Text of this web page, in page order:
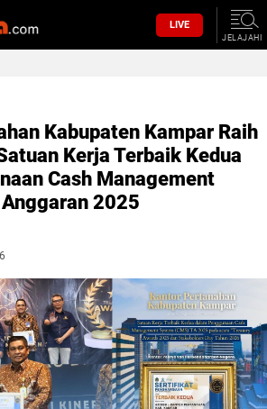
LIVE
JELAJAHI
Kabupaten Kampar Raih
Kerja Terbaik Kedua
Cash Management
2025